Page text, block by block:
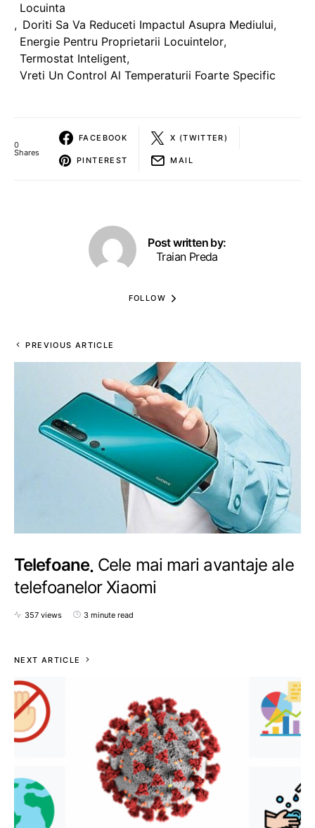
Locuinta
, Doriti Sa Va Reduceti Impactul Asupra Mediului,
Energie Pentru Proprietarii Locuintelor,
Termostat Inteligent,
Vreti Un Control Al Temperaturii Foarte Specific
0
Shares
FACEBOOK X (TWITTER)
PINTEREST MAIL
Post written by:
Traian Preda
FOLLOW
PREVIOUS ARTICLE
Telefoane Cele mai mari avantaje ale
telefoanelor Xiaomi
357 views 3 minute read
NEXT ARTICLE